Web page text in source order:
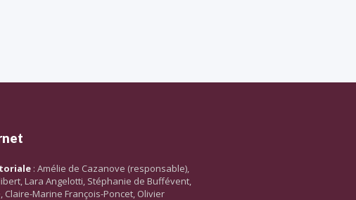
: Amélie de Cazanove (responsable),
Lara Angelotti, Stéphanie de Buffévent,
Claire-Marine François-Poncet, Olivier